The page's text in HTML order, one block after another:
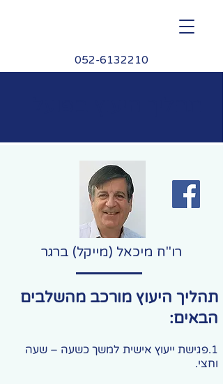
052-6132210
רו"ח מיכאל (מייקל) ברגר
תהליך היעוץ מורכב מהשלבים
הבאים:
1.פגישת ייעוץ אישית למשך כשעה – שעה
וחצי.